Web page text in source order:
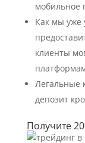
мобильное
Как мы уже
клиенты
Легальные
депозит
Получите